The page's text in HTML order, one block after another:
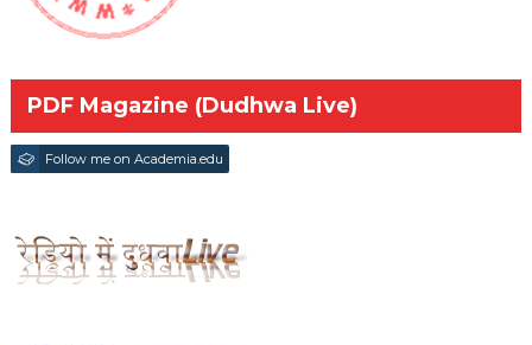
PDF Magazine (Dudhwa Live)
Follow me on Academia.edu